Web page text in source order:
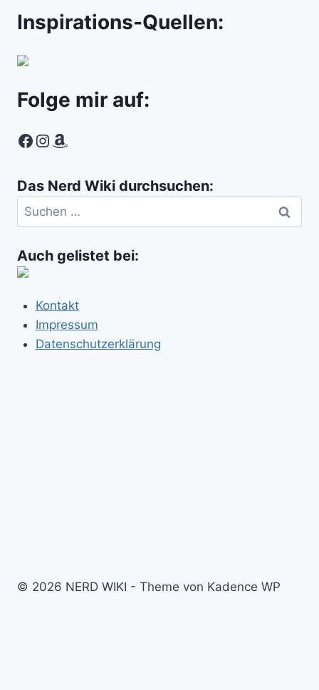
Inspirations-Quellen:
Folge mir auf:
Facebook
Instagram
Amazon
Das Nerd Wiki durchsuchen:
Suchen
nach:
Auch gelistet bei:
Kontakt
Impressum
Datenschutzerklärung
© 2026 NERD WIKI - Theme von Kadence WP